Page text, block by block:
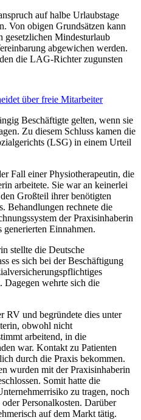
auf halbe Urlaubstage
Von obigen Grundsätzen kann
gesetzlichen Mindesturlaub
abgewichen werden.
die LAG-Richter zugunsten
über freie Mitarbeiter
Beschäftigte gelten, wenn sie
Zu diesem Schluss kamen die
(LSG) in einem Urteil
Fall einer Physiotherapeutin, die
arbeitete. Sie war an keinerlei
Großteil ihrer benötigten
Behandlungen rechnete die
der Praxisinhaberin
Einnahmen.
stellte die Deutsche
es sich bei der Beschäftigung
Dagegen wehrte sich die
RV und begründete dies unter
obwohl nicht
arbeitend, in die
war. Kontakt zu Patienten
durch die Praxis bekommen.
wurden mit der Praxisinhaberin
Somit hatte die
zu tragen, noch
Personalkosten. Darüber
auf dem Markt tätig.